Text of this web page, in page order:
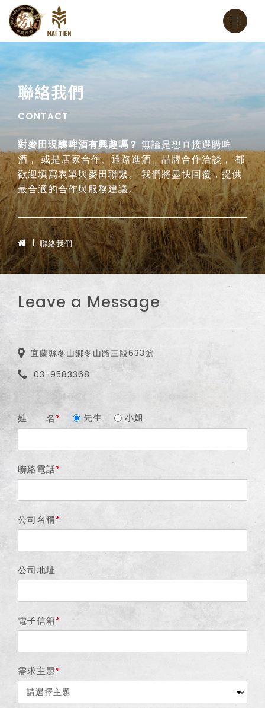
聯絡我們
CONTACT
對麥田現釀啤酒有興趣嗎？ 無論是想直接選購啤
酒，或是店家合作、通路進酒、品牌合作洽談， 都
歡迎填寫表單與麥田聯繫。我們將盡快回覆，提供
最合適的合作與服務建議。
聯絡我們
Leave a Message
宜蘭縣冬山鄉冬山路三段633號
03-9583368
姓 名 先生 小姐
聯絡電話
公司名稱
公司地址
電子信箱
需求主題